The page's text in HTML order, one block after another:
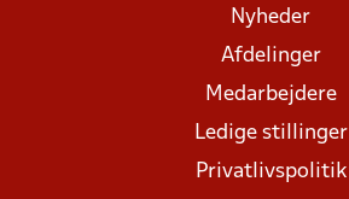
Nyheder
Afdelinger
Medarbejdere
Ledige stillinger
Privatlivspolitik